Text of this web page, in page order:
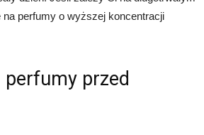
perfumy o wyższej koncentracji
przed